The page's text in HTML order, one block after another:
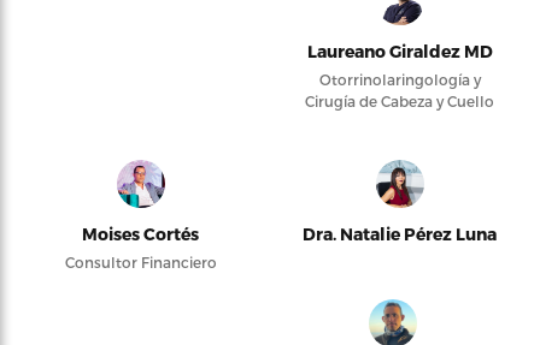
Laureano Giraldez MD
Otorrinolaringología y
Cirugía de Cabeza y Cuello
Moises Cortés
Consultor Financiero
Dra. Natalie Pérez Luna